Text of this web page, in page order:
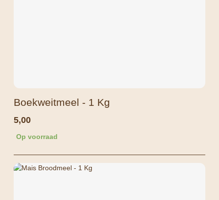
Boekweitmeel - 1 Kg
5,00
Op voorraad